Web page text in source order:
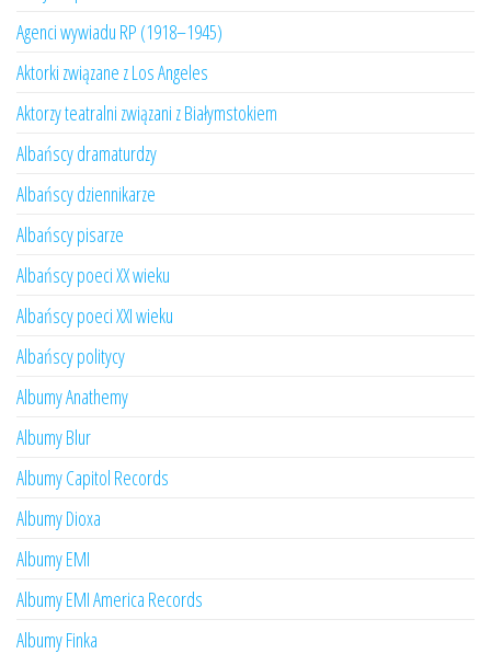
Agenci wywiadu RP (1918–1945)
Aktorki związane z Los Angeles
Aktorzy teatralni związani z Białymstokiem
Albańscy dramaturdzy
Albańscy dziennikarze
Albańscy pisarze
Albańscy poeci XX wieku
Albańscy poeci XXI wieku
Albańscy politycy
Albumy Anathemy
Albumy Blur
Albumy Capitol Records
Albumy Dioxa
Albumy EMI
Albumy EMI America Records
Albumy Finka